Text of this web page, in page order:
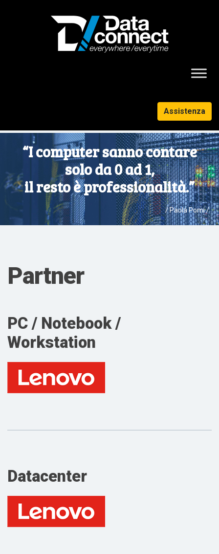
Assistenza
“I computer sanno contare
solo da 0 ad 1,
il resto è professionalità.”
/ Paola Pomi /
Partner
PC / Notebook /
Workstation
Datacenter